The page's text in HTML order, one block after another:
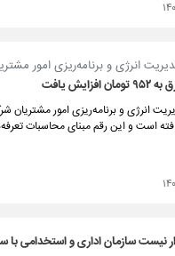
انرژی و برنامه‌ریزی امور
یافت
است و این رقم مبنای محاسبات
نیست سازمان اداری و استخدامی با